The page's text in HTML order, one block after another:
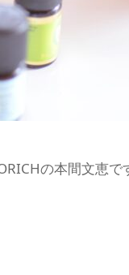
の本間文恵で